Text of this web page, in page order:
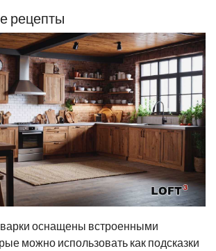
рецепты
оснащены встроенными
можно использовать как подсказки